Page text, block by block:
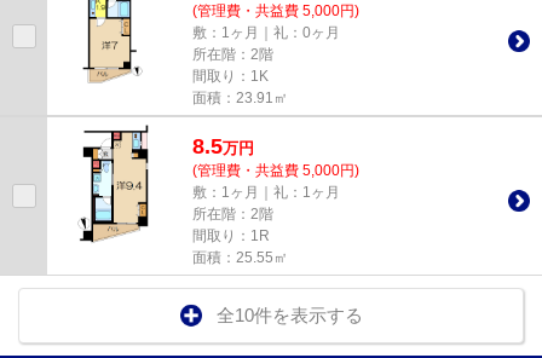
(管理費・共益費 5,000円)
敷：1ヶ月｜礼：0ヶ月
所在階：2階
間取り：1K
面積：23.91㎡
8.5万円
(管理費・共益費 5,000円)
敷：1ヶ月｜礼：1ヶ月
所在階：2階
間取り：1R
面積：25.55㎡
全10件を表示する